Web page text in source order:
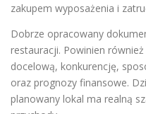
zakupem wyposażenia i
Dobrze opracowany
restauracji. Powinien
docelową, konkurencję,
oraz prognozy finansowe.
planowany lokal ma realną